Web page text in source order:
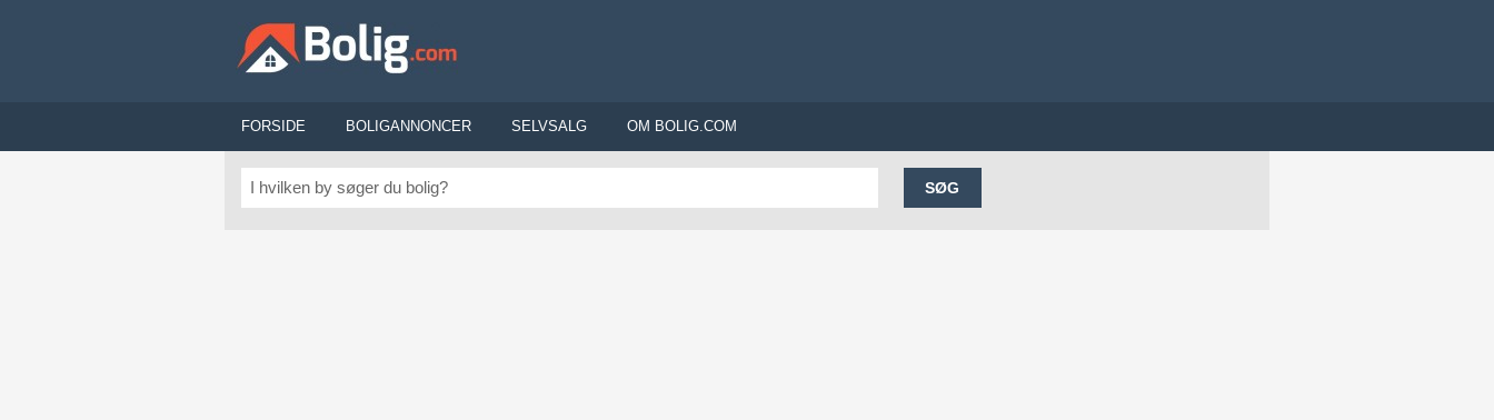
FORSIDE BOLIGANNONCER SELVSALG OM BOLIG.COM
SØG